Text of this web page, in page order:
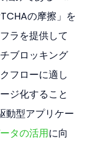
の摩擦」を
ラを提供して
ブロッキング
フローに適し
ジ化すること
動型アプリケー
タの活用に向